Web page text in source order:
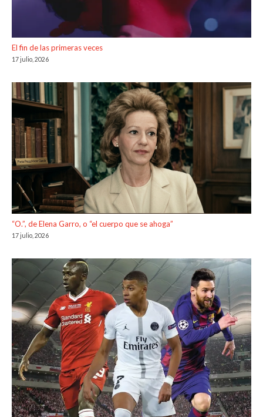
El fin de las primeras veces
17 julio, 2026
“O.”, de Elena Garro, o “el cuerpo que se ahoga”
17 julio, 2026